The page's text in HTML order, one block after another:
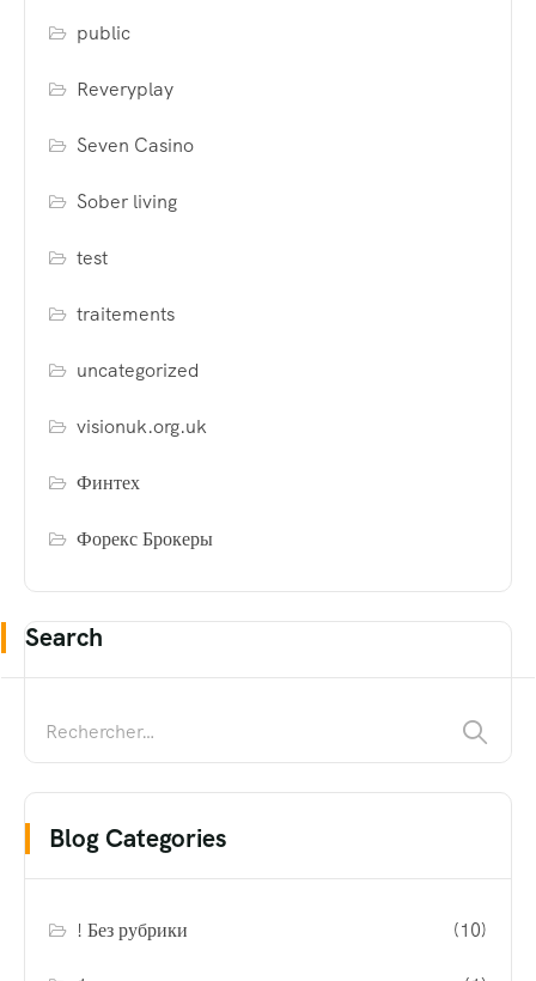
public
Reveryplay
Seven Casino
Sober living
test
traitements
uncategorized
visionuk.org.uk
Финтех
Форекс Брокеры
Search
Blog Categories
! Без рубрики (10)